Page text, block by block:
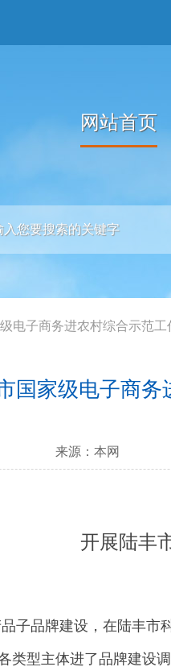
网站首页
电子商务进农村综合示范工
国家级电子商
来源： 本网
开展陆丰
子品牌建设，在陆丰
类型主体进了品牌建设